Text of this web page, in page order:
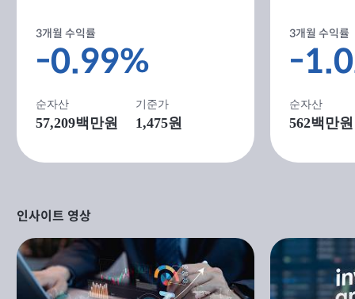
3개월 수익률
-0.99%
순자산
57,209백만원
기준가
1,475원
3개월 수익률
-
순자산
562백만원
인사이트 영상